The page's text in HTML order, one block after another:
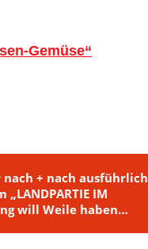
Gemüse“
+ nach
„LANDPARTIE IM
will Weile haben…